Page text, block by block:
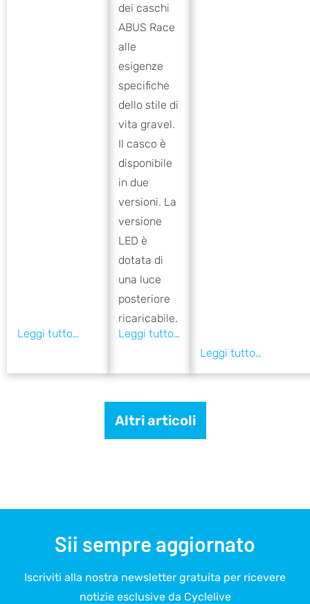
dei caschi
ABUS Race
alle
esigenze
specifiche
dello stile di
vita gravel.
Il casco è
disponibile
in due
versioni. La
versione
LED è
dotata di
una luce
posteriore
ricaricabile.
Altri articoli
Sii sempre aggiornato
Iscriviti alla nostra newsletter gratuita per ricevere
notizie esclusive da Cyclelive